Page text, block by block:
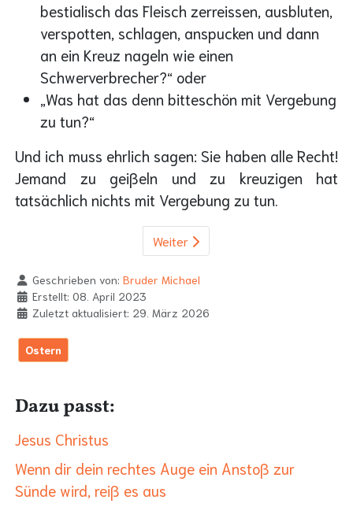
bestialisch das Fleisch zerreissen, ausbluten,
verspotten, schlagen, anspucken und dann
an ein Kreuz nageln wie einen
Schwerverbrecher?“ oder
„Was hat das denn bitteschön mit Vergebung
zu tun?“
Und ich muss ehrlich sagen: Sie haben alle Recht!
Jemand zu geißeln und zu kreuzigen hat
tatsächlich nichts mit Vergebung zu tun.
Weiter
Geschrieben von: Bruder Michael
Erstellt: 08. April 2023
Zuletzt aktualisiert: 29. März 2026
Ostern
Dazu passt:
Jesus Christus
Wenn dir dein rechtes Auge ein Anstoß zur
Sünde wird, reiß es aus